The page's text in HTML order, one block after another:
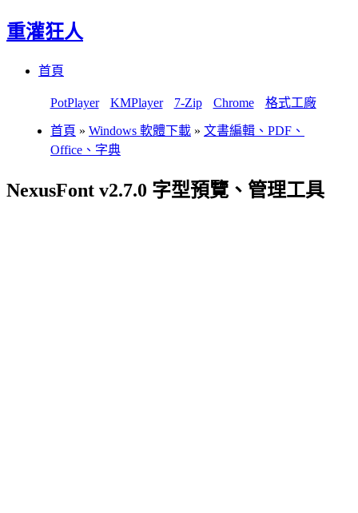
重灌狂人
首頁
PotPlayer KMPlayer 7-Zip Chrome 格式工廠
首頁 » Windows 軟體下載 » 文書編輯、PDF、
Office、字典
NexusFont v2.7.0 字型預覽、管理工具